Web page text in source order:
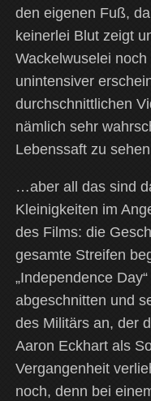
den eigenen Fuß,
keinerlei Blut zeigt
Wackelwuselei
unintensiver
durchschnittlichen
nämlich sehr
Lebenssaft zu
…aber all das sind
Kleinigkeiten im
des Films: die
gesamte Streifen
„Independence
abgeschnitten und
des Militärs an, der
Aaron Eckhart als
Vergangenheit
noch, denn bei